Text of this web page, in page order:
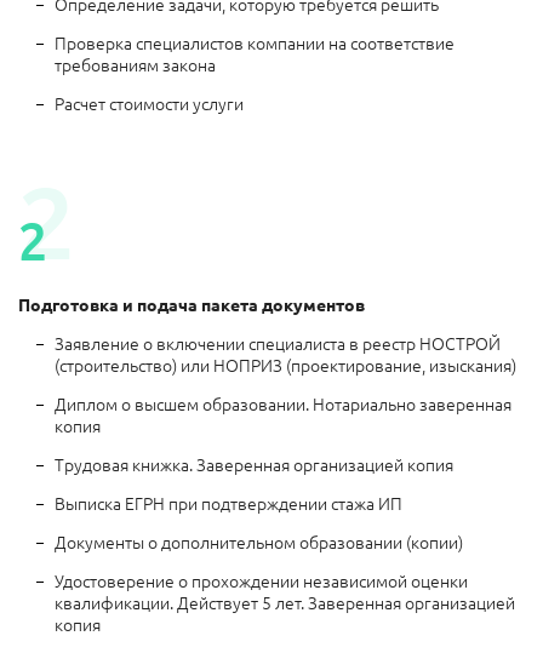
Проверка специалистов компании на соответствие
требованиям закона
Расчет стоимости услуги
2
2
Подготовка и подача пакета документов
Заявление о включении специалиста в реестр НОСТРОЙ
(строительство) или НОПРИЗ (проектирование, изыскания)
Диплом о высшем образовании. Нотариально заверенная
копия
Трудовая книжка. Заверенная организацией копия
Выписка ЕГРН при подтверждении стажа ИП
Документы о дополнительном образовании (копии)
Удостоверение о прохождении независимой оценки
квалификации. Действует 5 лет. Заверенная организацией
копия